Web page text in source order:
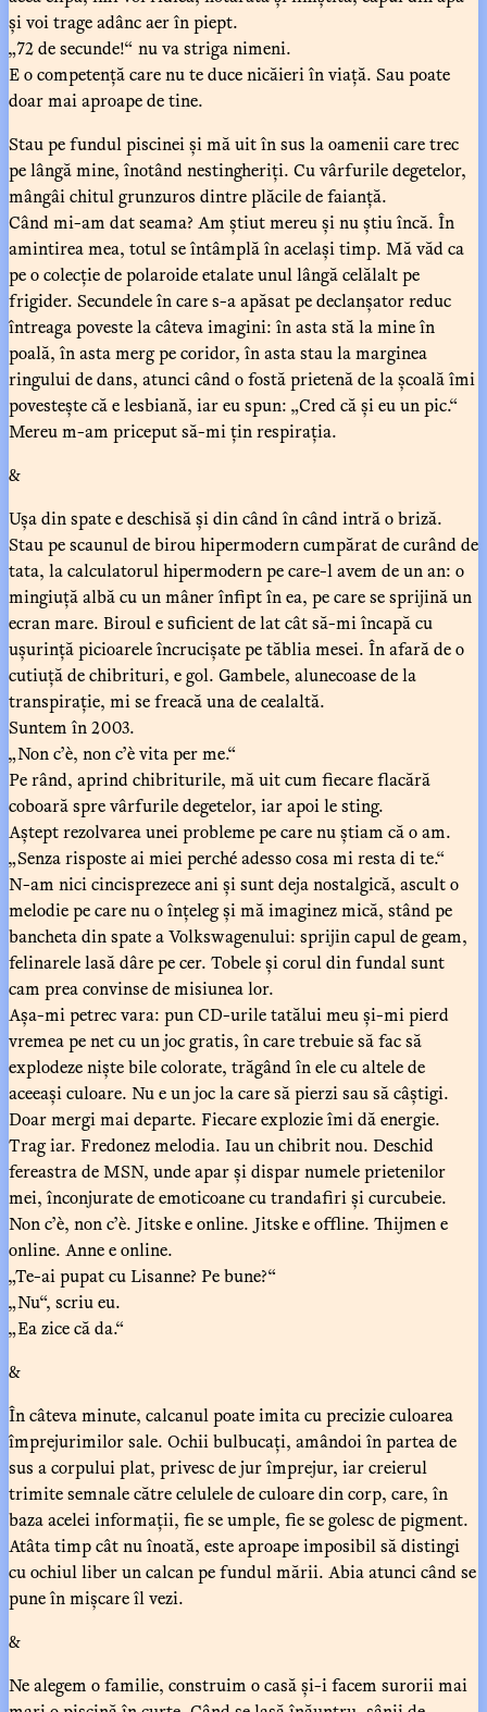
și voi trage adânc aer în piept.
„72 de secunde!“ nu va striga nimeni.
E o competență care nu te duce nicăieri în viață. Sau poate
doar mai aproape de tine.
Stau pe fundul piscinei și mă uit în sus la oamenii care trec
pe lângă mine, înotând nestingheriți. Cu vârfurile degetelor,
mângâi chitul grunzuros dintre plăcile de faianță.
Când mi-am dat seama? Am știut mereu și nu știu încă. În
amintirea mea, totul se întâmplă în același timp. Mă văd ca
pe o colecție de polaroide etalate unul lângă celălalt pe
frigider. Secundele în care s-a apăsat pe declanșator reduc
întreaga poveste la câteva imagini: în asta stă la mine în
poală, în asta merg pe coridor, în asta stau la marginea
ringului de dans, atunci când o fostă prietenă de la școală îmi
povestește că e lesbiană, iar eu spun: „Cred că și eu un pic.“
Mereu m-am priceput să-mi țin respirația.
&
Ușa din spate e deschisă și din când în când intră o briză.
Stau pe scaunul de birou hipermodern cumpărat de curând de
tata, la calculatorul hipermodern pe care-l avem de un an: o
mingiuță albă cu un mâner înfipt în ea, pe care se sprijină un
ecran mare. Biroul e suficient de lat cât să-mi încapă cu
ușurință picioarele încrucișate pe tăblia mesei. În afară de o
cutiuță de chibrituri, e gol. Gambele, alunecoase de la
transpirație, mi se freacă una de cealaltă.
Suntem în 2003.
„Non c’è, non c’è vita per me.“
Pe rând, aprind chibriturile, mă uit cum fiecare flacără
coboară spre vârfurile degetelor, iar apoi le sting.
Aștept rezolvarea unei probleme pe care nu știam că o am.
„Senza risposte ai miei perché adesso cosa mi resta di te.“
N-am nici cincisprezece ani și sunt deja nostalgică, ascult o
melodie pe care nu o înțeleg și mă imaginez mică, stând pe
bancheta din spate a Volkswagenului: sprijin capul de geam,
felinarele lasă dâre pe cer. Tobele și corul din fundal sunt
cam prea convinse de misiunea lor.
Așa-mi petrec vara: pun CD-urile tatălui meu și-mi pierd
vremea pe net cu un joc gratis, în care trebuie să fac să
explodeze niște bile colorate, trăgând în ele cu altele de
aceeași culoare. Nu e un joc la care să pierzi sau să câștigi.
Doar mergi mai departe. Fiecare explozie îmi dă energie.
Trag iar. Fredonez melodia. Iau un chibrit nou. Deschid
fereastra de MSN, unde apar și dispar numele prietenilor
mei, înconjurate de emoticoane cu trandafiri și curcubeie.
Non c’è, non c’è. Jitske e online. Jitske e offline. Thijmen e
online. Anne e online.
„Te-ai pupat cu Lisanne? Pe bune?“
„Nu“, scriu eu.
„Ea zice că da.“
&
În câteva minute, calcanul poate imita cu precizie culoarea
împrejurimilor sale. Ochii bulbucați, amândoi în partea de
sus a corpului plat, privesc de jur împrejur, iar creierul
trimite semnale către celulele de culoare din corp, care, în
baza acelei informații, fie se umple, fie se golesc de pigment.
Atâta timp cât nu înoată, este aproape imposibil să distingi
cu ochiul liber un calcan pe fundul mării. Abia atunci când se
pune în mișcare îl vezi.
&
Ne alegem o familie, construim o casă și-i facem surorii mai